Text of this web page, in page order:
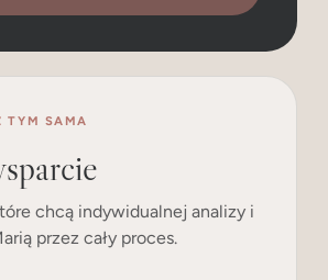
TYM SAMA
chcą indywidualnej analizy i
przez cały proces.